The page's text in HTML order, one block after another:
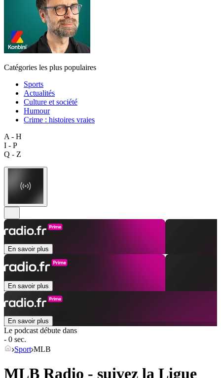
Catégories les plus populaires
Sports
Actualités
Culture et société
Humour
Crime : histoires vraies
A - H
I - P
Q - Z
En savoir plus
En savoir plus
En savoir plus
Le podcast débute dans
- 0 sec.
Sport MLB
MLB Radio - suivez la Ligue